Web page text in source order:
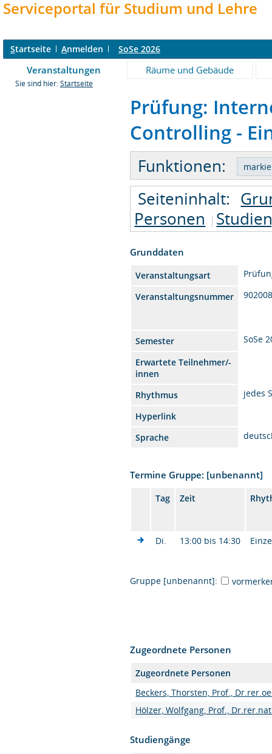
Serviceportal für Studium und Lehre
Startseite Anmelden SoSe 2026
Veranstaltungen Räume und Gebäude
Sie sind hier: Startseite
Prüfung:
Controlling -
Funktionen:
Seiteninhalt:
Personen
Grunddaten
Veranstaltungsart
Veranstaltungsnummer
Semester
SoSe
Erwartete Teilnehmer/-
innen
Rhythmus
jedes
Hyperlink
Sprache
Termine Gruppe: [unbenannt]
Tag Zeit
Di. 13:00 bis 14:30
Gruppe [unbenannt]:
Zugeordnete Personen
Zugeordnete Personen
Beckers, Thorsten, Prof.,
Hölzer, Wolfgang, Prof.,
Studiengänge